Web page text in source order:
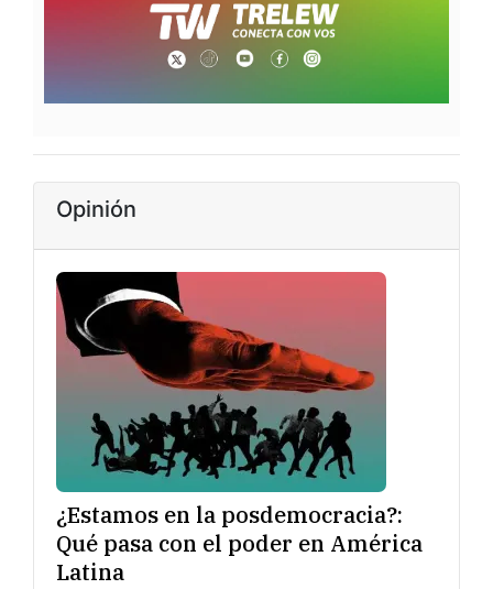
Opinión
¿Estamos en la posdemocracia?:
Qué pasa con el poder en América
Latina